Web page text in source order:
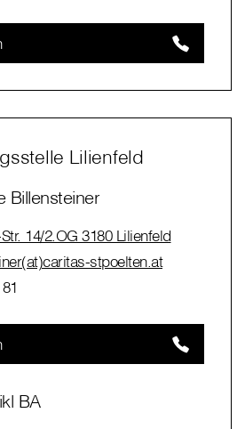
Lilienfeld
Billensteiner
14/2.OG 3180 Lilienfeld
stpoelten.at
BA